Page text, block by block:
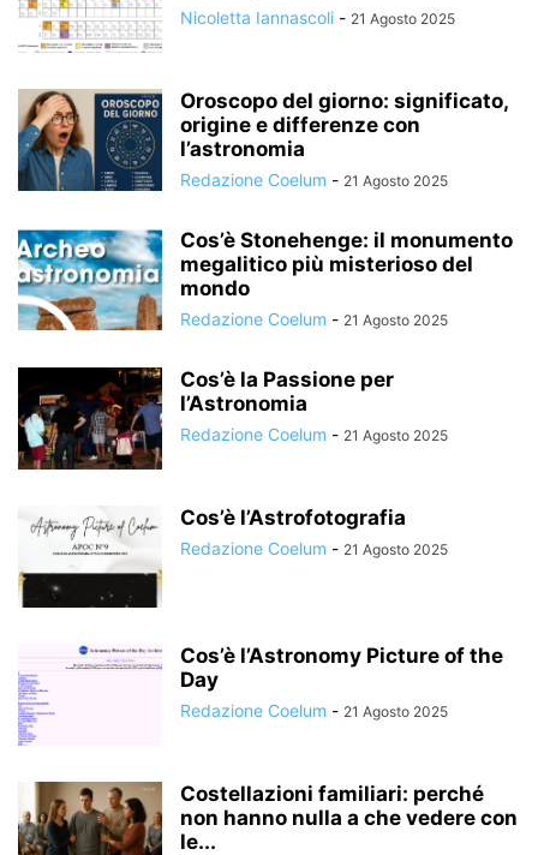
Nicoletta Iannascoli - 21 Agosto 2025
Oroscopo del giorno: significato,
origine e differenze con
l’astronomia
Redazione Coelum - 21 Agosto 2025
Cos’è Stonehenge: il monumento
megalitico più misterioso del
mondo
Redazione Coelum - 21 Agosto 2025
Cos’è la Passione per
l’Astronomia
Redazione Coelum - 21 Agosto 2025
Cos’è l’Astrofotografia
Redazione Coelum - 21 Agosto 2025
Cos’è l’Astronomy Picture of the
Day
Redazione Coelum - 21 Agosto 2025
Costellazioni familiari: perché
non hanno nulla a che vedere con
le...